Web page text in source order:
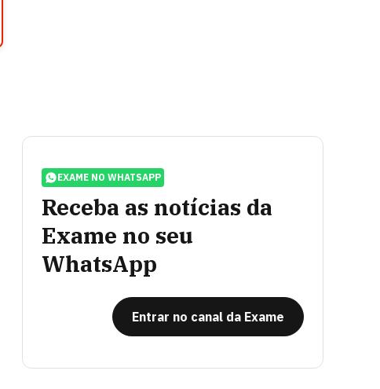
EXAME NO WHATSAPP
Receba as notícias da
Exame no seu
WhatsApp
Entrar no canal da Exame